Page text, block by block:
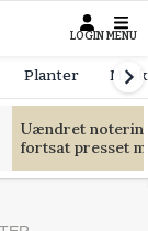
LOGIN MENU
Planter
Uændret
fortsat presset